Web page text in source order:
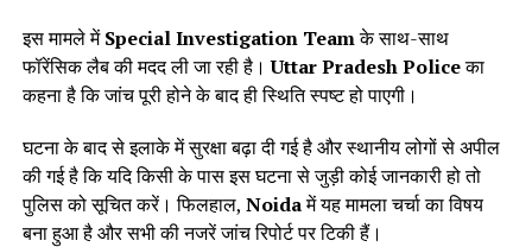
इस मामले मेंSpecial Investigation Teamके साथ-साथ
फॉरेंसिक लैब की मदद ली जा रही है।Uttar Pradesh Policeका
कहना है कि जांच पूरी होने के बाद ही स्थिति स्पष्ट हो पाएगी।
घटना के बाद से इलाके में सुरक्षा बढ़ा दी गई है और स्थानीय लोगों से अपील
की गई है कि यदि किसी के पास इस घटना से जुड़ी कोई जानकारी हो तो
पुलिस को सूचित करें। फिलहाल, Noidaमें यह मामला चर्चा का विषय
बना हुआ है और सभी की नजरें जांच रिपोर्ट पर टिकी हैं।